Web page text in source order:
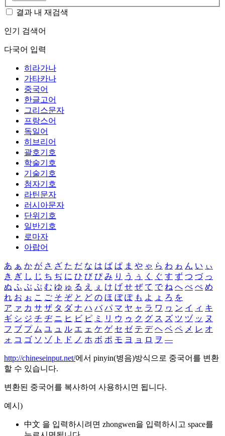
결과 내 재검색
인기 검색어
다국어 입력
히라가나
가타카나
중국어
한글고어
그리스문자
프랑스어
독일어
히브리어
괄호기호
학술기호
기술기호
첨자기호
라틴문자
러시아문자
단위기호
일반기호
로마자
아랍어
あ ぁ か が さ ざ た だ な は ば ぱ ま や ゃ ら わ ゎ ん い ぃ
き ぎ し じ ち ぢ に ひ び ぴ み り う ぅ く ぐ す ず つ づ っ
ぬ ふ ぶ ぷ む ゆ ゅ る え ぇ け げ せ ぜ て で ね へ べ ぺ め
れ お ぉ こ ご そ ぞ と ど の ほ ぼ ぽ も よ ょ ろ を
ア ァ カ サ ザ タ ダ ナ ハ バ パ マ ヤ ャ ラ ワ ヮ ン イ ィ キ
ギ シ ジ チ ヂ ニ ヒ ビ ピ ミ リ ウ ゥ ク グ ス ズ ツ ヅ ッ ヌ
フ ブ プ ム ユ ュ ル エ ェ ケ ゲ セ ゼ テ デ ヘ ベ ペ メ レ オ
ォ コ ゴ ソ ゾ ト ド ノ ホ ボ ポ モ ヨ ョ ロ ヲ ―
http://chineseinput.net/에서 pinyin(병음)방식으로 중국어를 변환
할 수 있습니다.
변환된 중국어를 복사하여 사용하시면 됩니다.
예시)
中文 을 입력하시려면 zhongwen을 입력하시고 space를